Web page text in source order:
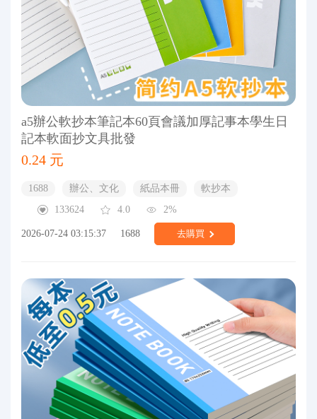
a5辦公軟抄本筆記本60頁會議加厚記事本學生日
記本軟面抄文具批發
0.24 元
1688 辦公、文化 紙品本冊
軟抄本
133624
4.0 2%
2026-07-24 03:15:37 1688 去購買